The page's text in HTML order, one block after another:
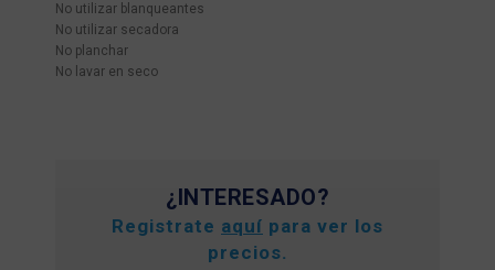
No utilizar blanqueantes
No utilizar secadora
No planchar
No lavar en seco
¿INTERESADO?
Registrate aquí para ver los
precios.